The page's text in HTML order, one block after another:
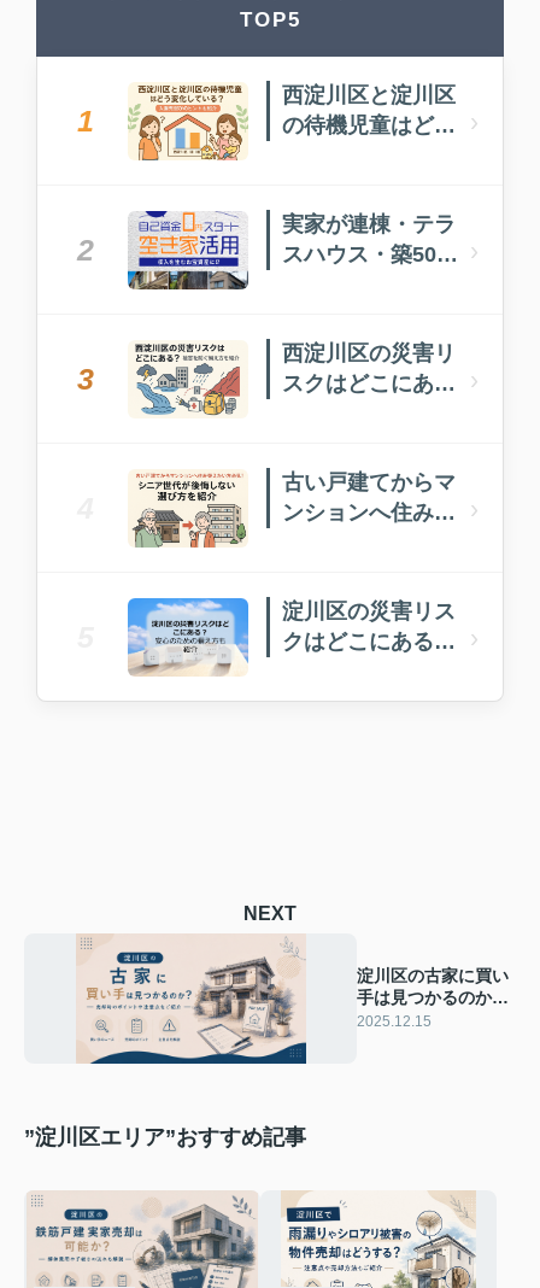
TOP5
1
西淀川区と淀川区
の待機児童はどう
も紹介
›
2
実家が連棟・テラ
スハウス・築50年
›
3
西淀川区の災害リ
スクはどこにあ
›
古い戸建てからマ
ンションへ住み替
›
淀川区の災害リス
クはどこにある？
方も紹介
›
NEXT
淀川区の古家に買い
手は見つかるのか？
売却時のポイントや
2025.12.15
”淀川区エリア”おすすめ記事